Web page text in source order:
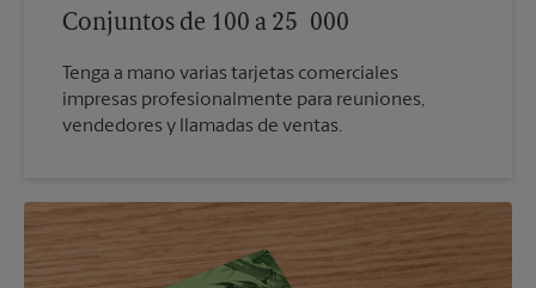
Conjuntos de 100 a 25 000
Tenga a mano varias tarjetas comerciales
impresas profesionalmente para reuniones,
vendedores y llamadas de ventas.